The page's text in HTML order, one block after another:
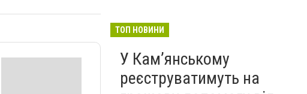
ТОП НОВИНИ
У Кам’янському
реєструватимуть на